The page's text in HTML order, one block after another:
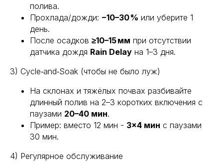
полива.
Прохлада/дожди: −10–30 % или уберите 1
день.
После осадков ≥10–15 мм при отсутствии
датчика дождя Rain Delay на 1–3 дня.
3) Cycle‑and‑Soak (чтобы не было луж)
На склонах и тяжёлых почвах разбивайте
длинный полив на 2–3 коротких включения с
паузами 20–40 мин.
Пример: вместо 12 мин - 3×4 мин с паузами
30 мин.
4) Регулярное обслуживание